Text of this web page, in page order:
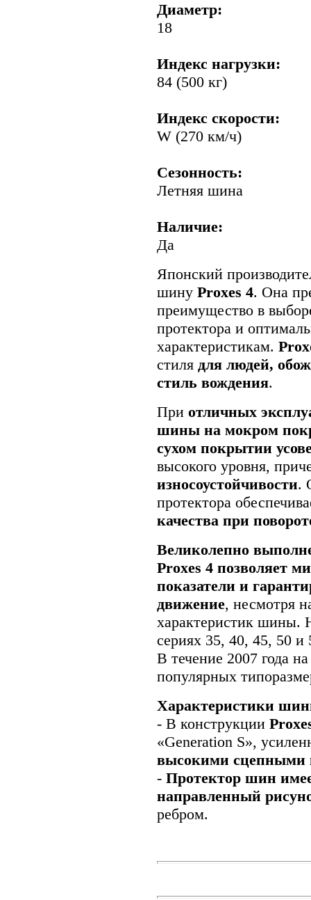
Диаметр:
18
Индекс нагрузки:
84 (500 кг)
Индекс скорости:
W (270 км/ч)
Сезонность:
Летняя шина
Наличие:
Да
Японский
шину Proxes 4. Она
преимущество в
протектора и
характеристикам.
стиля для людей,
стиль вождения.
При отличных
шины на мокром
сухом покрытии
высокого уровня,
износоустойчивости.
протектора
качества при
Великолепно
Proxes 4 позволяет
показатели и
движение, несмотря
характеристик шины.
сериях 35, 40, 45, 50
В течение 2007 года
популярных
Характеристики
- В конструкции
«Generation S»,
высокими сцепными
- Протектор шин
направленный
ребром.